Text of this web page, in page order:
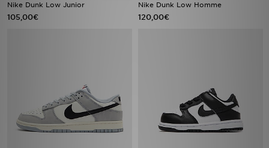
Nike Dunk Low Junior
105,00€
Nike Dunk Low Homme
120,00€